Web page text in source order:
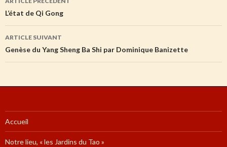
des
articles
L’état de Qi Gong
ARTICLE SUIVANT
Genèse du Yang Sheng Ba Shi par Dominique Banizette
Accueil
Notre lieu, « les Jardins du Tao »